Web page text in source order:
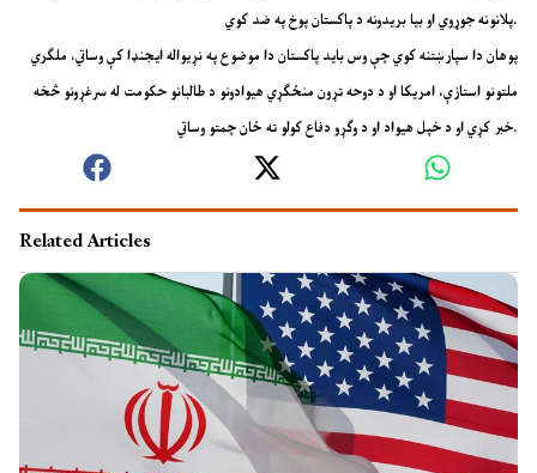
پلانونه جوړوي او بیا بریدونه د پاکستان پوخ په ضد کوي.
پوهان دا سپارښتنه کوي چې وس باید پاکستان دا موضوع په نړیواله ایجنډا کې وساتي، ملګري
ملتونو استازې، امریکا او د دوحه تړون منځګړي هیوادونو د طالبانو حکومت له سرغړونو څخه
خبر کړي او د خپل هیواد او د وګړو دفاع کولو ته ځان چمتو وساتي.
Related Articles